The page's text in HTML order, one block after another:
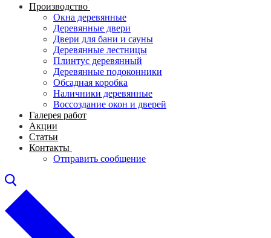
Производство
Окна деревянные
Деревянные двери
Двери для бани и сауны
Деревянные лестницы
Плинтус деревянный
Деревянные подоконники
Обсадная коробка
Наличники деревянные
Воссоздание окон и дверей
Галерея работ
Акции
Статьи
Контакты
Отправить сообщение